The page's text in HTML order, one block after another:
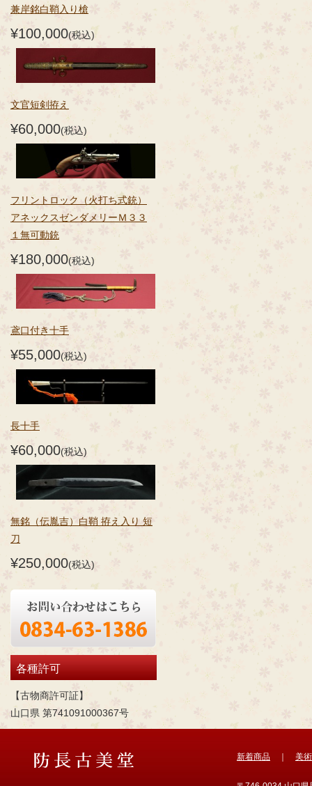
兼岸銘白鞘入り槍
¥100,000(税込)
文官短剣拵え
¥60,000(税込)
フリントロック（火打ち式銃）
アネックスゼンダメリーＭ３３
１無可動銃
¥180,000(税込)
鳶口付き十手
¥55,000(税込)
長十手
¥60,000(税込)
無銘（伝胤吉）白鞘 拵え入り 短
刀
¥250,000(税込)
各種許可
【古物商許可証】
山口県 第741091000367号
新着商品 美